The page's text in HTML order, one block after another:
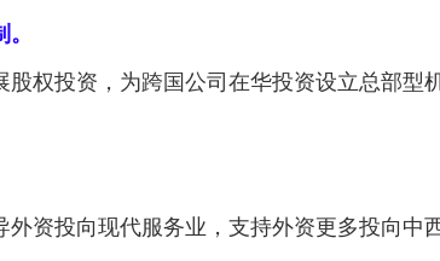
权投资，为跨国公司在华投资设立总部型
资投向现代服务业，支持外资更多投向中